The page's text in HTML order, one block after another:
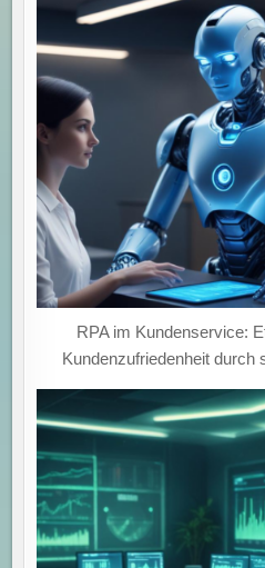
RPA im Kundenservice:
Kundenzufriedenheit durch